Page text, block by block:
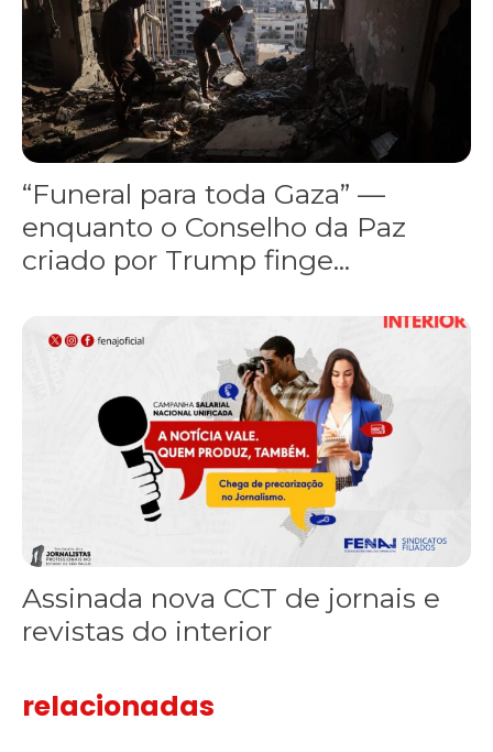
“Funeral para toda Gaza” —
enquanto o Conselho da Paz
criado por Trump finge...
Assinada nova CCT de jornais e revistas do interior
Assinada nova CCT de jornais e
revistas do interior
relacionadas